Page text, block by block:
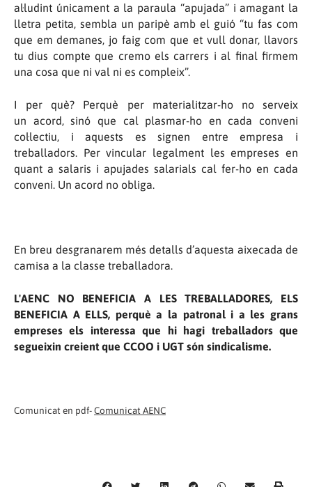
al·ludint únicament a la paraula “apujada” i amagant la
lletra petita, sembla un paripè amb el guió “tu fas com
que em demanes, jo faig com que et vull donar, llavors
tu dius compte que cremo els carrers i al final firmem
una cosa que ni val ni es compleix”.
I per què? Perquè per materialitzar-ho no serveix
un acord, sinó que cal plasmar-ho en cada conveni
col·lectiu, i aquests es signen entre empresa i
treballadors. Per vincular legalment les empreses en
quant a salaris i apujades salarials cal fer-ho en cada
conveni. Un acord no obliga.
En breu desgranarem més detalls d’aquesta aixecada de
camisa a la classe treballadora.
L'AENC NO BENEFICIA A LES TREBALLADORES, ELS
BENEFICIA A ELLS, perquè a la patronal i a les grans
empreses els interessa que hi hagi treballadors que
segueixin creient que CCOO i UGT són sindicalisme.
Comunicat en pdf-Comunicat AENC